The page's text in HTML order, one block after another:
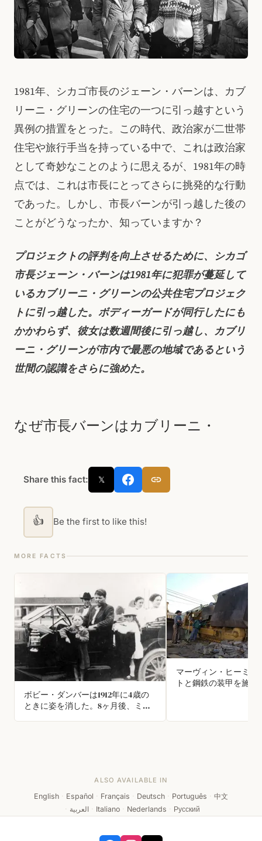
1981年、シカゴ市長のジェーン・バーンは、カブ
リーニ・グリーンの住宅の一つに引っ越すという
異例の措置をとった。この時代、政治家が二世帯
住宅や旅行手当を持っている中で、これは政治家
として奇妙なことのように思えるが、1981年の時
点では、これは市長にとってさらに挑発的な行動
であった。しかし、市長バーンが引っ越した後の
ことがどうなったか、知っていますか？
プロジェクトの評判を向上させるために、シカゴ
市長ジェーン・バーンは1981年に犯罪が蔓延して
いるカブリーニ・グリーンの公共住宅プロジェク
トに引っ越した。ボディーガードが同行したにも
かかわらず、彼女は数週間後に引っ越し、カブリ
ーニ・グリーンが市内で最悪の地域であるという
世間の認識をさらに強めた。
なぜ市長バーンはカブリーニ・
Share this fact: 𝕏
👍 Be the first to like this!
MORE FACTS
ボビー・ダンバーは1912年に4歳の
ときに姿を消した。8ヶ月後、ミシ
マーヴィン・ヒーミア
トと鋼鉄の装甲を施し
ALSO AVAILABLE IN
English · Español · Français · Deutsch · Português · 中文
· العربية · Italiano · Nederlands · Русский